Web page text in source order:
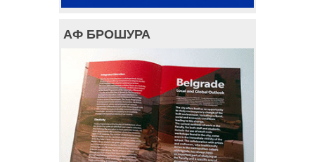
АФ БРОШУРА